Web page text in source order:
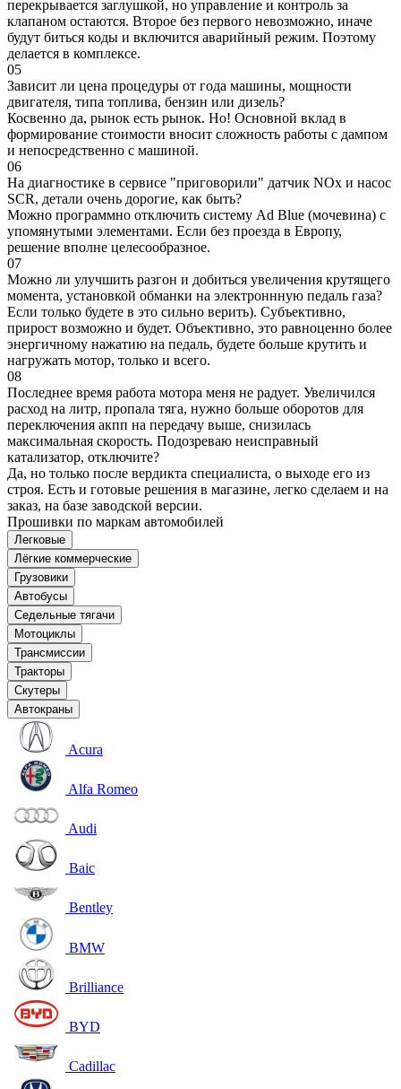
перекрывается заглушкой, но управление и контроль за
клапаном остаются. Второе без первого невозможно, иначе
будут биться коды и включится аварийный режим. Поэтому
делается в комплексе.
05
Зависит ли цена процедуры от года машины, мощности
двигателя, типа топлива, бензин или дизель?
Косвенно да, рынок есть рынок. Но! Основной вклад в
формирование стоимости вносит сложность работы с дампом
и непосредственно с машиной.
06
На диагностике в сервисе "приговорили" датчик NOx и насос
SCR, детали очень дорогие, как быть?
Можно программно отключить систему Ad Blue (мочевина) с
упомянутыми элементами. Если без проезда в Европу,
решение вполне целесообразное.
07
Можно ли улучшить разгон и добиться увеличения крутящего
момента, установкой обманки на электроннную педаль газа?
Если только будете в это сильно верить). Субъективно,
прирост возможно и будет. Объективно, это равноценно более
энергичному нажатию на педаль, будете больше крутить и
нагружать мотор, только и всего.
08
Последнее время работа мотора меня не радует. Увеличился
расход на литр, пропала тяга, нужно больше оборотов для
переключения акпп на передачу выше, снизилась
максимальная скорость. Подозреваю неисправный
катализатор, отключите?
Да, но только после вердикта специалиста, о выходе его из
строя. Есть и готовые решения в магазине, легко сделаем и на
заказ, на базе заводской версии.
Прошивки по маркам автомобилей
Легковые
Лёгкие коммерческие
Грузовики
Автобусы
Седельные тягачи
Мотоциклы
Трансмиссии
Тракторы
Скутеры
Автокраны
Acura
Alfa Romeo
Audi
Baic
Bentley
BMW
Brilliance
BYD
Cadillac